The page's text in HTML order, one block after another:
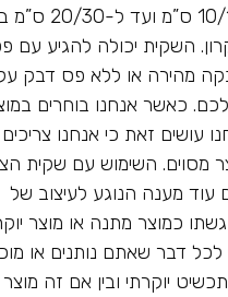
החל מ-10/15 ס”מ ועד
מיקרון. השקית יכולה להגיע עם
מהירה או ללא פס דבק
כאשר אנחנו בוחרים
עושים זאת כי אנחנו צריכים
מסוים. השימוש עם שקית
מענה הנוגע לעיצוב של
כמוצר מתנה או מוצר
לכל דבר שאתם נותנים או
יוקרתי ובין אם זה